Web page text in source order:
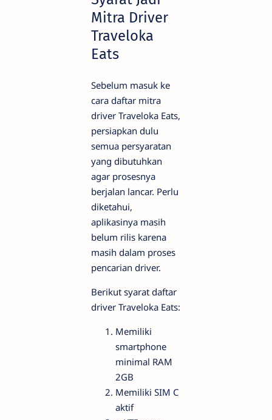
Mitra Driver
Traveloka
Eats
Sebelum masuk ke
cara daftar mitra
driver Traveloka Eats,
persiapkan dulu
semua persyaratan
yang dibutuhkan
agar prosesnya
berjalan lancar. Perlu
diketahui,
aplikasinya masih
belum rilis karena
masih dalam proses
pencarian driver.
Berikut syarat daftar
driver Traveloka Eats:
Memiliki
smartphone
minimal RAM
2GB
Memiliki SIM C
aktif